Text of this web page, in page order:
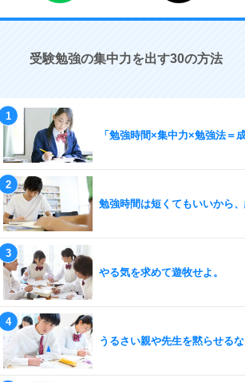
受験勉強の集中力を出す30の方法
「勉強時間×集中力×勉強法＝成
勉強時間は短くてもいいから、
やる気を求めて遊牧せよ。
うるさい親や先生を黙らせるな